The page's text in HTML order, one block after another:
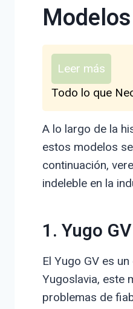
Leer más
Todo lo que
A lo largo de la
estos modelos
continuación,
indeleble en la
1. Yugo GV
El Yugo GV es
Yugoslavia, este
problemas de